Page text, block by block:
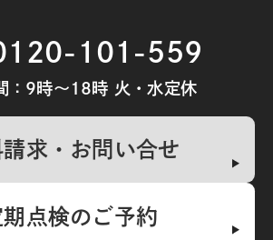
101-559
：9時～18時 火・水定休
請求・お問い合せ
期点検のご予約